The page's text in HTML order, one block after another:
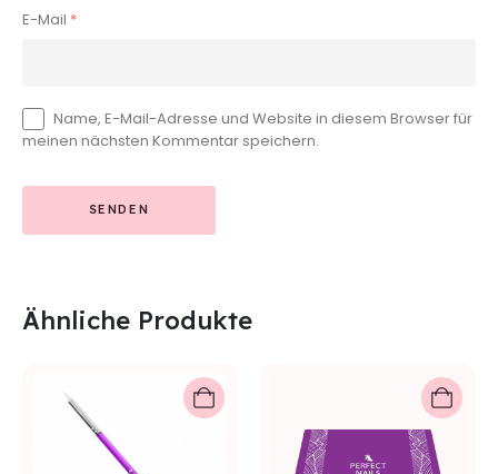
E-Mail *
Name, E-Mail-Adresse und Website in diesem Browser für
meinen nächsten Kommentar speichern.
Ähnliche Produkte